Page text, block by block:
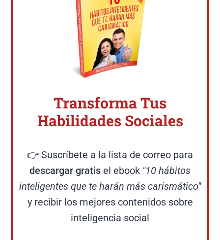
Transforma Tus
Habilidades Sociales
👉 Suscríbete a la lista de correo para
descargar gratis el ebook "10 hábitos
inteligentes que te harán más carismático"
y recibir los mejores contenidos sobre
inteligencia social